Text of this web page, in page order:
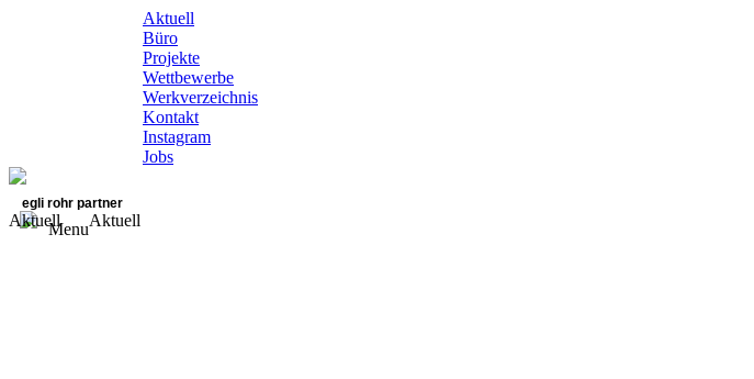
Aktuell
Büro
Projekte
Wettbewerbe
Werkverzeichnis
Kontakt
Instagram
Jobs
egli rohr partner
Menu
Aktuell Aktuell